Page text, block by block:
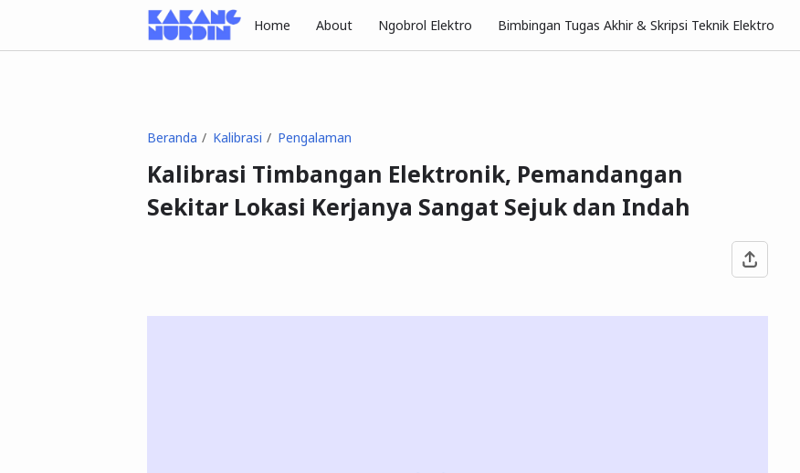
Home About Ngobrol Elektro Bimbingan Tugas Akhir & Skripsi Teknik Elektro
Beranda Kalibrasi Pengalaman
Kalibrasi Timbangan Elektronik, Pemandangan
Sekitar Lokasi Kerjanya Sangat Sejuk dan Indah